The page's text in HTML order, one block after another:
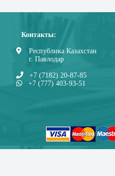
Контакты:
Республика Казахстан
г. Павлодар
+7 (7182) 20-87-85
+7 (777) 403-93-51